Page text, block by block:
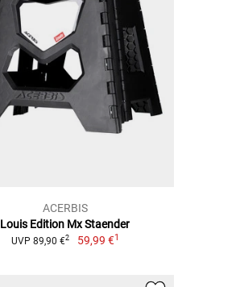
ACERBIS
Louis Edition Mx Staender
UVP 89,90 €2 59,99 €1